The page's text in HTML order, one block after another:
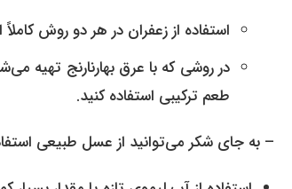
استفاده از زعفران در هر دو روش
در روشی که با عرق بهارنارنج تهیه
طعم ترکیبی استفاده کنید.
– به جای شکر می‌توانید از عسل طبیعی